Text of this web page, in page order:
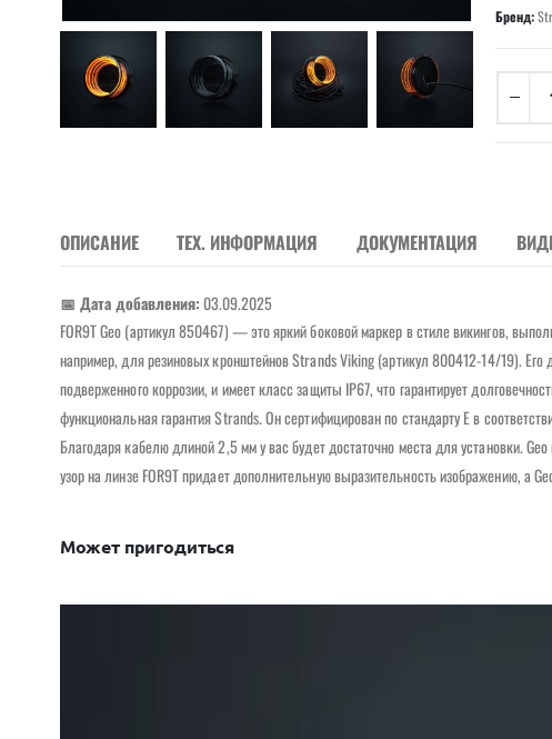
Бренд:
ОПИСАНИЕ ТЕХ. ИНФОРМАЦИЯ ДОКУМЕНТАЦИЯ
📅 Дата добавления:03.09.2025
FOR9T Geo (артикул 850467) — это яркий боковой маркер в стиле викингов,
например, для резиновых кронштейнов Strands Viking (артикул 800412-14/19). Его
подверженного коррозии, и имеет класс защиты IP67, что гарантирует
функциональная гарантия Strands. Он сертифицирован по стандарту E в
Благодаря кабелю длиной 2,5 мм у вас будет достаточно места для установки.
узор на линзе FOR9T придает дополнительную выразительность изображению, а
Может пригодиться